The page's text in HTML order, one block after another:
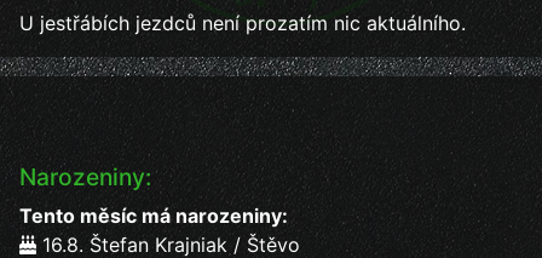
U jestřábích jezdců není prozatím nic aktuálního.
Narozeniny:
Tento měsíc má narozeniny:
16.8. Štefan Krajniak / Štěvo